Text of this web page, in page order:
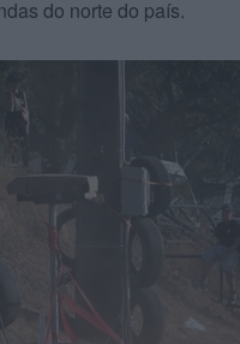
do norte do país.